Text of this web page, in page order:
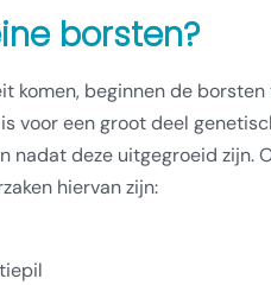
borsten?
komen, beginnen de
voor een groot deel
nadat deze uitgegroeid zijn.
hiervan zijn: